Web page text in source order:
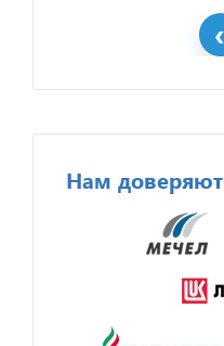
Нам доверяют